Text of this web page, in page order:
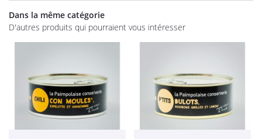
et tarifs
INSCRIPTION
REJOIGNEZ-
Dans la même catégorie
D'autres produits qui pourraient vous intéresser